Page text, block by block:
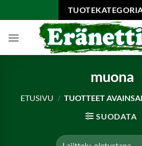
to
muona
ETUSIVU / TUOTTEET
SUODATA